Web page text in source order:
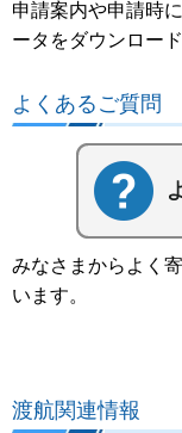
申請案内や申請時
ータをダウンロー
よくあるご質問
みなさまからよく
います。
渡航関連情報